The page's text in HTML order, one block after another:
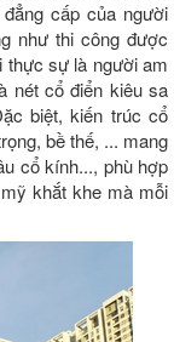
cấp của người
như thi công được
thực sự là người am
nét cổ điển kiêu sa
biệt, kiến trúc cổ
bề thế, ... mang
cổ kính..., phù hợp
khắt khe mà mỗi